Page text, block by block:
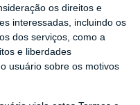
os direitos e
interessadas, incluindo os
dos serviços, como a
e liberdades
usuário sobre os motivos